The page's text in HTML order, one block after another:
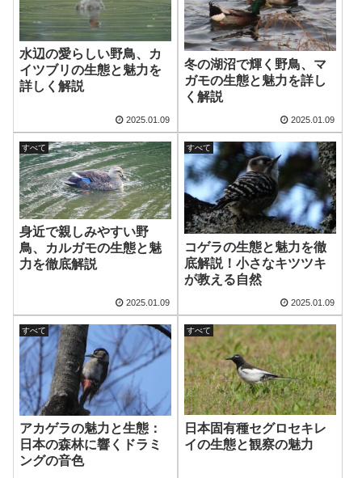
水辺の愛らしい野鳥、カ
イツブリの生態と魅力を
詳しく解説
2025.01.09
冬の湖沼で輝く野鳥、マ
ガモの生態と魅力を詳し
く解説
2025.01.09
すべて
身近で親しみやすい野
鳥、カルガモの生態と魅
力を徹底解説
2025.01.09
すべて
コゲラの生態と魅力を徹
底解説！小さなキツツキ
が教える自然
2025.01.09
すべて
アカゲラの魅力と生態：
日本の森林に響くドラミ
ングの音色
すべて
日本固有種セグロセキレ
イの生態と観察の魅力